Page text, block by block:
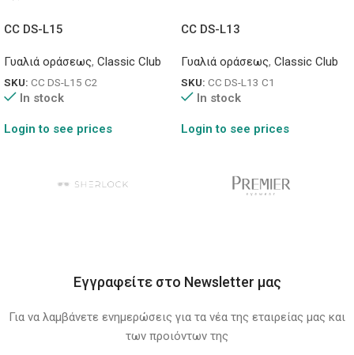
CC DS-L15
Γυαλιά οράσεως, Classic Club
SKU: CC DS-L15 C2
In stock
Login to see prices
CC DS-L13
Γυαλιά οράσεως, Classic Club
SKU: CC DS-L13 C1
In stock
Login to see prices
Εγγραφείτε στο Newsletter μας
Για να λαμβάνετε ενημερώσεις για τα νέα της εταιρείας μας και
των προιόντων της